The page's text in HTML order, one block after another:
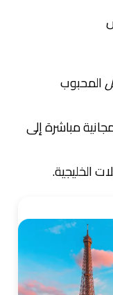
المحبوب
مباشرة إلى
الخليجية.